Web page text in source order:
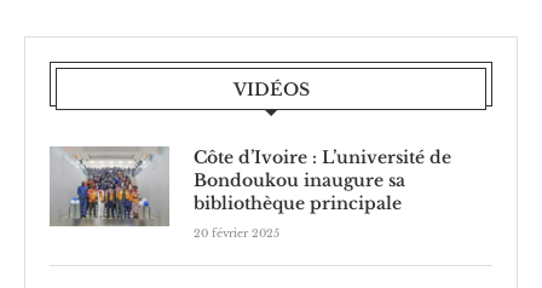
VIDÉOS
Côte d’Ivoire : L’université de
Bondoukou inaugure sa
bibliothèque principale
20 février 2025